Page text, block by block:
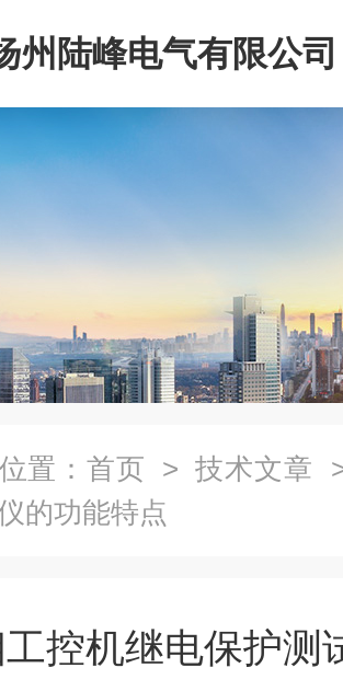
州陆峰电气有限公司
置： 首页 > 技术文章
的功能特点
控机继电保护测